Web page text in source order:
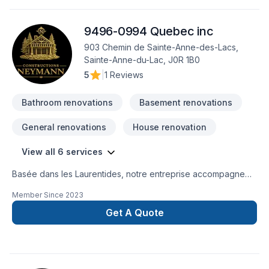
9496-0994 Quebec inc
903 Chemin de Sainte-Anne-des-Lacs,
Sainte-Anne-du-Lac, J0R 1B0
5
1 Reviews
Bathroom renovations Basement renovations
General renovations House renovation
View all 6 services
Basée dans les Laurentides, notre entreprise accompagne
résidentielle avec une approche structurée, soignée et
centrée sur la qualité d’exécution.En tant qu’entrepreneur
général, nous assurons la gestion complète du chantier :
Member Since 2023
Get A Quote